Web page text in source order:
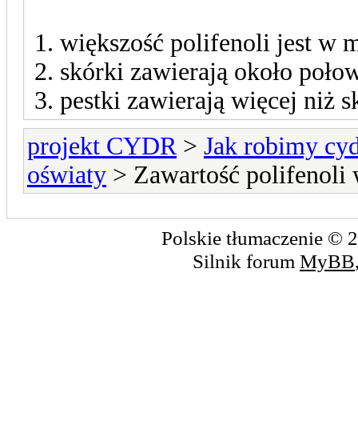
1. większość polifenoli jest w
2. skórki zawierają około
3. pestki zawierają więcej niż
projekt CYDR > Jak robimy
oświaty > Zawartość polifenoli
Polskie tłumaczenie ©
Silnik forum MyBB